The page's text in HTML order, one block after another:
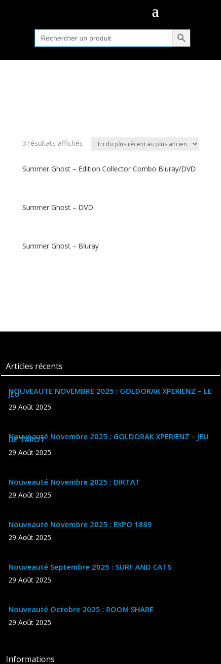
Search
for:
Search Button
3 résultats affichés
Summer Ghost – Edition Collector Combo Bluray/DVD
Summer Ghost – DVD
Summer Ghost – Bluray
Articles récents
NOUVEAUTE NOVEMBRE 2025 : GOLDORAK XPERIENZ – LE
JEU
29 Août 2025
Nouveauté Novembre 2025 : GOLDORAK XPERIENZ – JEU
DE TAROT
29 Août 2025
Nouveauté Novembre 2025 : DIKTAT
29 Août 2025
Nouveauté Novembre 2025 : EXPO 1889
29 Août 2025
Nouveauté Septembre 2025 : SURF AND CATS
29 Août 2025
Nouveauté Octobre 2025 : ROOM SHARE
29 Août 2025
Informations